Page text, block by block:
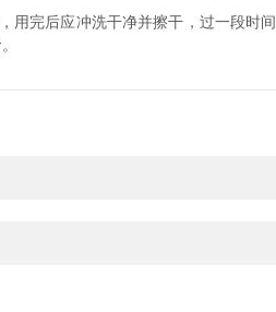
完后应冲洗干净并擦干，过一段时